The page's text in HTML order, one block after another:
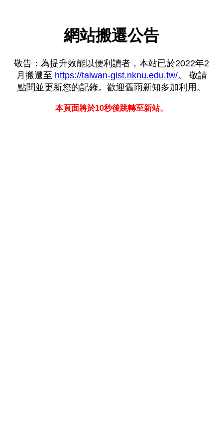
網站搬遷公告
敬告：為提升效能以便利讀者，本站已於2022年2
月搬遷至 https://taiwan-gist.nknu.edu.tw/。 敬請
點閱並更新您的記錄。歡迎舊雨新知多加利用。
本頁面將於10秒後跳轉至新站。